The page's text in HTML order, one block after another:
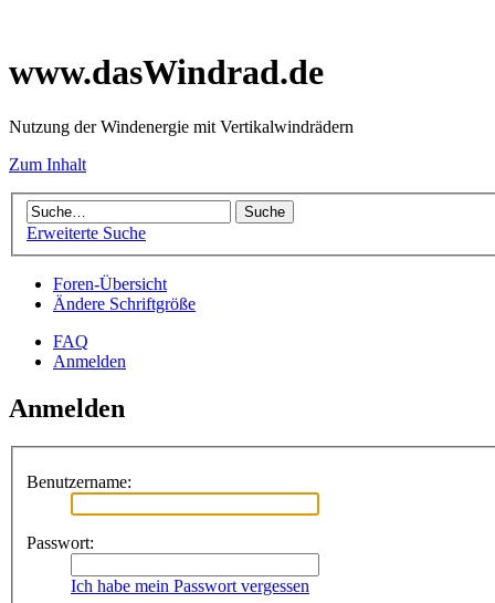
www.dasWindrad.de
Nutzung der Windenergie mit Vertikalwindrädern
Zum Inhalt
Erweiterte Suche
Foren-Übersicht
Ändere Schriftgröße
FAQ
Anmelden
Anmelden
Benutzername:
Passwort:
Ich habe mein Passwort vergessen